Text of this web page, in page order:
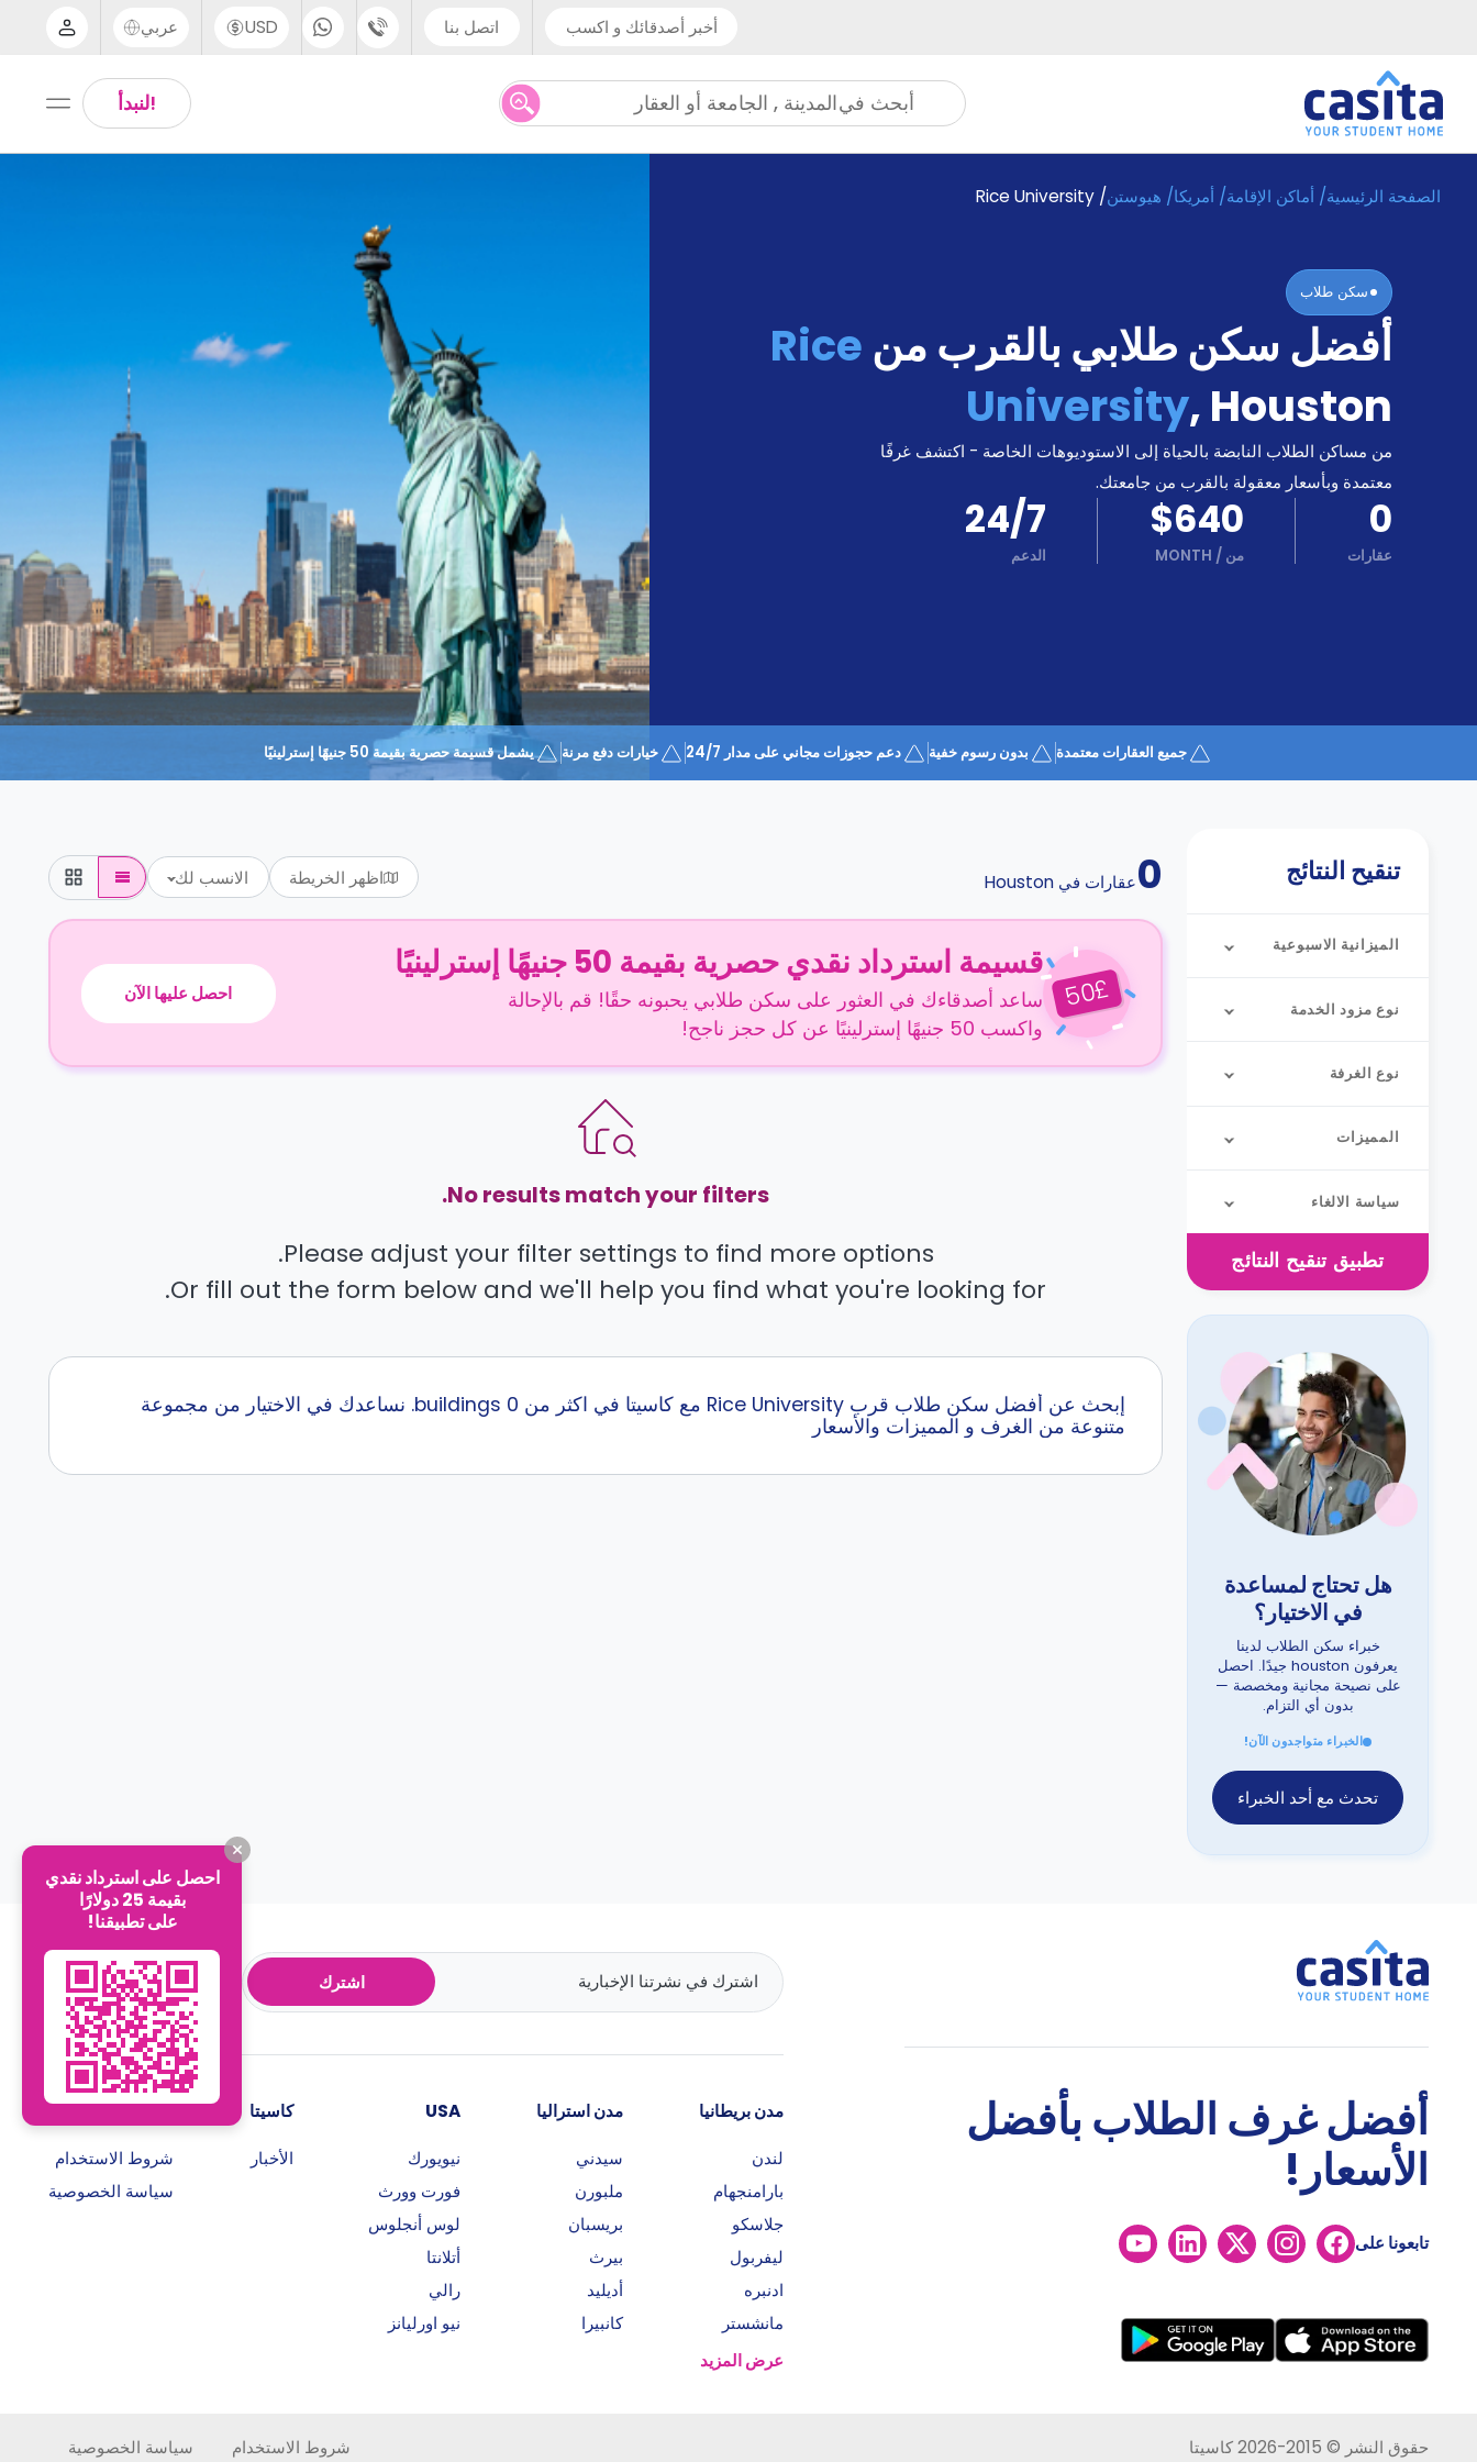
أخبر أصدقائك و اكسب اتصل بنا
UK - +44 (0) 20 3871 8666
USD عربي
Arabic
!لنبدأ أبحث فيالمدينة , الجامعة أو العقار
الرئيسية عربي USD
دخول
أصدقائك
تعمل؟
الصفحة الرئيسية/ أماكن الإقامة/ أمريكا/ هيوستن/
Rice University
سكن طلاب
أفضل سكن طلابي بالقرب من Rice
University, Houston
من مساكن الطلاب النابضة بالحياة إلى الاستوديوهات الخاصة - اكتشف غرفًا
معتمدة وبأسعار معقولة بالقرب من جامعتك.
0
عقارات
$640
من /
MONTH
24/7
الدعم
جميع العقارات معتمدة بدون رسوم خفية دعم حجوزات مجاني على مدار 24/7 خيارات دفع مرنة يشمل قسيمة حصرية بقيمة 50 جنيهًا إسترلينيًا
تنقيح النتائج
الميزانية الاسبوعية
نوع مزود الخدمة
نوع الغرفة
المميزات
سياسة الالغاء
تطبيق تنقيح النتائج
هل تحتاج لمساعدة
في الاختيار؟
خبراء سكن الطلاب لدينا
يعرفون houston جيدًا. احصل
على نصيحة مجانية ومخصصة —
بدون أي التزام.
الخبراء متواجدون الآن!
تحدث مع أحد الخبراء
0عقارات في Houston اظهر الخريطة الانسب لك
£
50
قسيمة استرداد نقدي حصرية بقيمة 50 جنيهًا إسترلينيًا
ساعد أصدقاءك في العثور على سكن طلابي يحبونه حقًا! قم بالإحالة
واكسب 50 جنيهًا إسترلينيًا عن كل حجز ناجح!
احصل عليها الآن
No results match your filters.
Please adjust your filter settings to find more options.
Or fill out the form below and we'll help you find what you're looking for.
إبحث عن أفضل سكن طلاب قرب Rice University مع كاسيتا في اكثر من 0 buildings. نساعدك في الاختيار من مجموعة
متنوعة من الغرف و المميزات والأسعار
اشترك
أفضل غرف الطلاب بأفضل
الأسعار!
تابعونا على
مدن بريطانيا
لندن
بارامنجهام
جلاسكو
ليفربول
ادنبره
مانشستر
عرض المزيد
مدن استراليا
سيدني
ملبورن
بريسبان
بيرث
أديليد
كانبيرا
USA
نيويورك
فورت وورث
لوس أنجلوس
أتلانتا
رالي
نيو اورليانز
كاسيتا
الأخبار
روابط هامة
شروط الاستخدام
سياسة الخصوصية
حقوق النشر © 2015-2026 كاسيتا شروط الاستخدام سياسة الخصوصية
احصل على استرداد نقدي
بقيمة 25 دولارًا
على تطبيقنا!